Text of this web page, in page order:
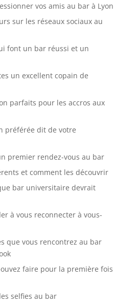
vos amis au bar à Lyon
sur les réseaux sociaux au
font un bar réussi et un
un excellent copain de
parfaits pour les accros aux
préférée dit de votre
premier rendez-vous au bar
et comment les découvrir
bar universitaire devrait
à vous reconnecter à vous-
que vous rencontrez au bar
faire pour la première fois
selfies au bar